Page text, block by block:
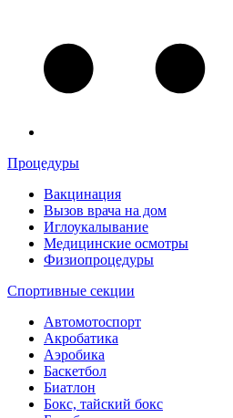
Процедуры
Вакцинация
Вызов врача на дом
Иглоукалывание
Медицинские осмотры
Физиопроцедуры
Спортивные секции
Автомотоспорт
Акробатика
Аэробика
Баскетбол
Биатлон
Бокс, тайский бокс